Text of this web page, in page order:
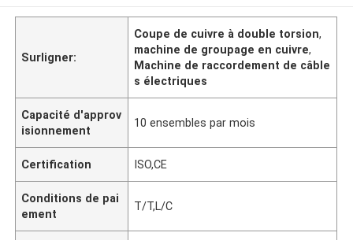
Surligner:
Coupe de cuivre à double torsion,
machine de groupage en cuivre,
Machine de raccordement de câble
s électriques
Capacité d'approv
isionnement
10 ensembles par mois
Certification ISO,CE
Conditions de pai
ement
T/T,L/C